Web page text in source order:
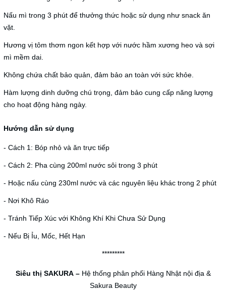
Nấu mì trong 3 phút để thưởng thức hoặc sử dụng như snack ăn
vặt.
Hương vị tôm thơm ngon kết hợp với nước hầm xương heo và sợi
mì mềm dai.
Không chứa chất bảo quản, đảm bảo an toàn với sức khỏe.
Hàm lượng dinh dưỡng chú trọng, đảm bảo cung cấp năng lượng
cho hoạt động hàng ngày.
Hướng dẫn sử dụng
- Cách 1: Bóp nhỏ và ăn trực tiếp
- Cách 2: Pha cùng 200ml nước sôi trong 3 phút
- Hoặc nấu cùng 230ml nước và các nguyên liệu khác trong 2 phút
- Nơi Khô Ráo
- Tránh Tiếp Xúc với Không Khí Khi Chưa Sử Dụng
- Nếu Bị Ỉu, Mốc, Hết Hạn
*********
Siêu thị SAKURA –Hệ thống phân phối Hàng Nhật nội địa &
Sakura Beauty